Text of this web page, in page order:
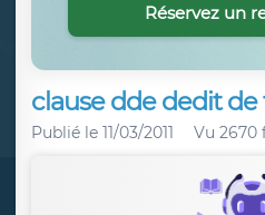
clause dde dedit
Publié le 11/03/2011 Vu 2670
Réservez un